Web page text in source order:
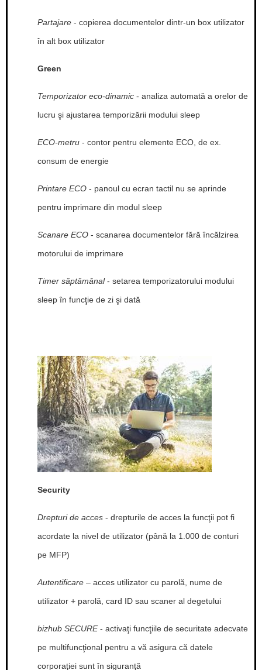
Partajare- copierea documentelor dintr-un box utilizator
în alt box utilizator
Green
Temporizator eco-dinamic- analiza automată a orelor de
lucru şi ajustarea temporizării modului sleep
ECO-metru- contor pentru elemente ECO, de ex.
consum de energie
Printare ECO- panoul cu ecran tactil nu se aprinde
pentru imprimare din modul sleep
Scanare ECO- scanarea documentelor fără încălzirea
motorului de imprimare
Timer săptămânal- setarea temporizatorului modului
sleep în funcţie de zi şi dată
Security
Drepturi de acces- drepturile de acces la funcţii pot fi
acordate la nivel de utilizator (până la 1.000 de conturi
pe MFP)
Autentificare– acces utilizator cu parolă, nume de
utilizator + parolă, card ID sau scaner al degetului
bizhub SECURE- activaţi funcţiile de securitate adecvate
pe multifuncţional pentru a vă asigura că datele
corporaţiei sunt în siguranţă